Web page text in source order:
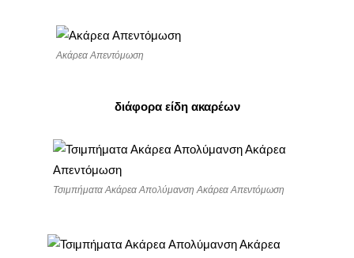
Ακάρεα Απεντόμωση
διάφορα είδη ακαρέων
Τσιμπήματα Ακάρεα Απολύμανση Ακάρεα Απεντόμωση